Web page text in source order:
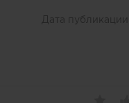
Дата публикации: